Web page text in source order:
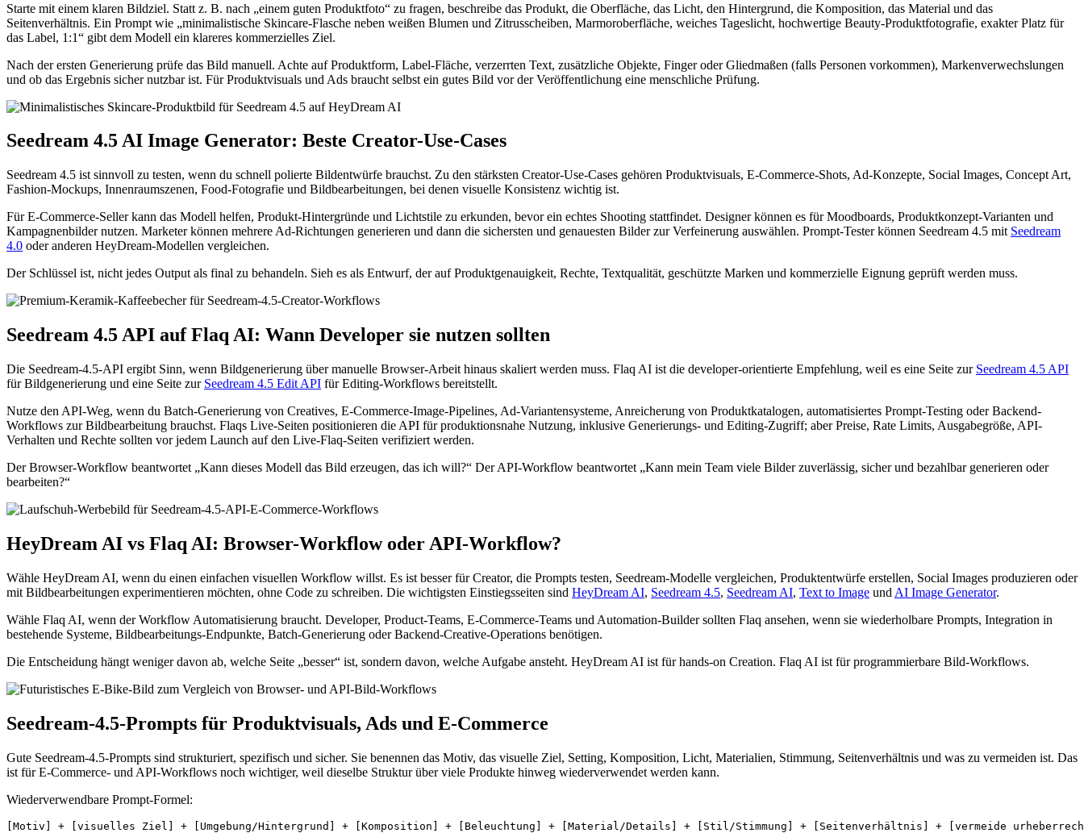
Starte mit einem klaren Bildziel. Statt z. B. nach „einem guten Produktfoto“ zu fragen, beschreibe das Produkt, die Oberfläche, das Licht, den Hintergrund, die Komposition, das Material und das
Seitenverhältnis. Ein Prompt wie „minimalistische Skincare-Flasche neben weißen Blumen und Zitrusscheiben, Marmoroberfläche, weiches Tageslicht, hochwertige Beauty-Produktfotografie, exakter Platz für
das Label, 1:1“ gibt dem Modell ein klareres kommerzielles Ziel.
Nach der ersten Generierung prüfe das Bild manuell. Achte auf Produktform, Label-Fläche, verzerrten Text, zusätzliche Objekte, Finger oder Gliedmaßen (falls Personen vorkommen), Markenverwechslungen
und ob das Ergebnis sicher nutzbar ist. Für Produktvisuals und Ads braucht selbst ein gutes Bild vor der Veröffentlichung eine menschliche Prüfung.
Seedream 4.5 AI Image Generator: Beste Creator-Use-Cases
Seedream 4.5 ist sinnvoll zu testen, wenn du schnell polierte Bildentwürfe brauchst. Zu den stärksten Creator-Use-Cases gehören Produktvisuals, E-Commerce-Shots, Ad-Konzepte, Social Images, Concept Art,
Fashion-Mockups, Innenraumszenen, Food-Fotografie und Bildbearbeitungen, bei denen visuelle Konsistenz wichtig ist.
Für E-Commerce-Seller kann das Modell helfen, Produkt-Hintergründe und Lichtstile zu erkunden, bevor ein echtes Shooting stattfindet. Designer können es für Moodboards, Produktkonzept-Varianten und
Kampagnenbilder nutzen. Marketer können mehrere Ad-Richtungen generieren und dann die sichersten und genauesten Bilder zur Verfeinerung auswählen. Prompt-Tester können Seedream 4.5 mit Seedream
4.0 oder anderen HeyDream-Modellen vergleichen.
Der Schlüssel ist, nicht jedes Output als final zu behandeln. Sieh es als Entwurf, der auf Produktgenauigkeit, Rechte, Textqualität, geschützte Marken und kommerzielle Eignung geprüft werden muss.
Seedream 4.5 API auf Flaq AI: Wann Developer sie nutzen sollten
Die Seedream-4.5-API ergibt Sinn, wenn Bildgenerierung über manuelle Browser-Arbeit hinaus skaliert werden muss. Flaq AI ist die developer-orientierte Empfehlung, weil es eine Seite zur Seedream 4.5 API
für Bildgenerierung und eine Seite zur Seedream 4.5 Edit API für Editing-Workflows bereitstellt.
Nutze den API-Weg, wenn du Batch-Generierung von Creatives, E-Commerce-Image-Pipelines, Ad-Variantensysteme, Anreicherung von Produktkatalogen, automatisiertes Prompt-Testing oder Backend-
Workflows zur Bildbearbeitung brauchst. Flaqs Live-Seiten positionieren die API für produktionsnahe Nutzung, inklusive Generierungs- und Editing-Zugriff; aber Preise, Rate Limits, Ausgabegröße, API-
Verhalten und Rechte sollten vor jedem Launch auf den Live-Flaq-Seiten verifiziert werden.
Der Browser-Workflow beantwortet „Kann dieses Modell das Bild erzeugen, das ich will?“ Der API-Workflow beantwortet „Kann mein Team viele Bilder zuverlässig, sicher und bezahlbar generieren oder
bearbeiten?“
HeyDream AI vs Flaq AI: Browser-Workflow oder API-Workflow?
Wähle HeyDream AI, wenn du einen einfachen visuellen Workflow willst. Es ist besser für Creator, die Prompts testen, Seedream-Modelle vergleichen, Produktentwürfe erstellen, Social Images produzieren oder
mit Bildbearbeitungen experimentieren möchten, ohne Code zu schreiben. Die wichtigsten Einstiegsseiten sind HeyDream AI, Seedream 4.5, Seedream AI, Text to Image und AI Image Generator.
Wähle Flaq AI, wenn der Workflow Automatisierung braucht. Developer, Product-Teams, E-Commerce-Teams und Automation-Builder sollten Flaq ansehen, wenn sie wiederholbare Prompts, Integration in
bestehende Systeme, Bildbearbeitungs-Endpunkte, Batch-Generierung oder Backend-Creative-Operations benötigen.
Die Entscheidung hängt weniger davon ab, welche Seite „besser“ ist, sondern davon, welche Aufgabe ansteht. HeyDream AI ist für hands-on Creation. Flaq AI ist für programmierbare Bild-Workflows.
Seedream-4.5-Prompts für Produktvisuals, Ads und E-Commerce
Gute Seedream-4.5-Prompts sind strukturiert, spezifisch und sicher. Sie benennen das Motiv, das visuelle Ziel, Setting, Komposition, Licht, Materialien, Stimmung, Seitenverhältnis und was zu vermeiden ist. Das
ist für E-Commerce- und API-Workflows noch wichtiger, weil dieselbe Struktur über viele Produkte hinweg wiederverwendet werden kann.
Wiederverwendbare Prompt-Formel: